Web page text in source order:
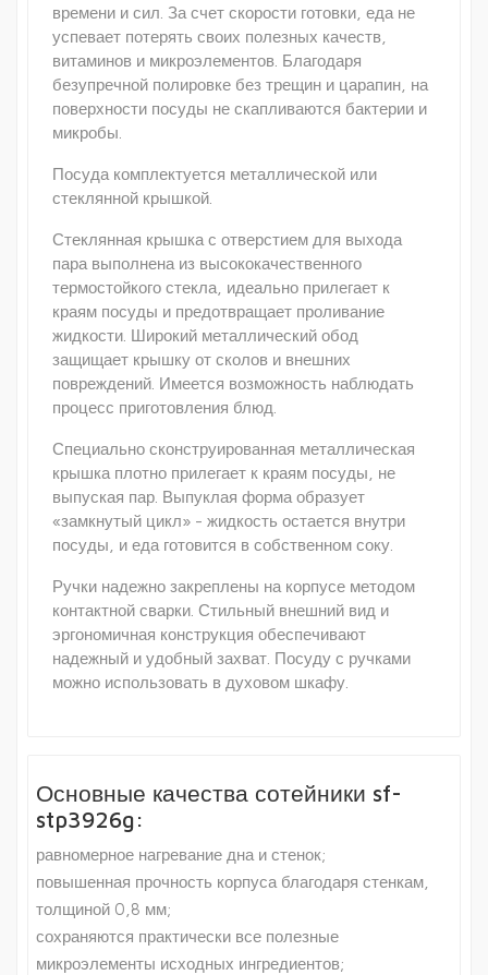
времени и сил. За счет скорости готовки, еда не
успевает потерять своих полезных качеств,
витаминов и микроэлементов. Благодаря
безупречной полировке без трещин и царапин, на
поверхности посуды не скапливаются бактерии и
микробы.
Посуда комплектуется металлической или
стеклянной крышкой.
Стеклянная крышка с отверстием для выхода
пара выполнена из высококачественного
термостойкого стекла, идеально прилегает к
краям посуды и предотвращает проливание
жидкости. Широкий металлический обод
защищает крышку от сколов и внешних
повреждений. Имеется возможность наблюдать
процесс приготовления блюд.
Специально сконструированная металлическая
крышка плотно прилегает к краям посуды, не
выпуская пар. Выпуклая форма образует
«замкнутый цикл» - жидкость остается внутри
посуды, и еда готовится в собственном соку.
Ручки надежно закреплены на корпусе методом
контактной сварки. Стильный внешний вид и
эргономичная конструкция обеспечивают
надежный и удобный захват. Посуду с ручками
можно использовать в духовом шкафу.
Основные качества сотейники sf-
stp3926g:
равномерное нагревание дна и стенок;
повышенная прочность корпуса благодаря стенкам,
толщиной 0,8 мм;
сохраняются практически все полезные
микроэлементы исходных ингредиентов;